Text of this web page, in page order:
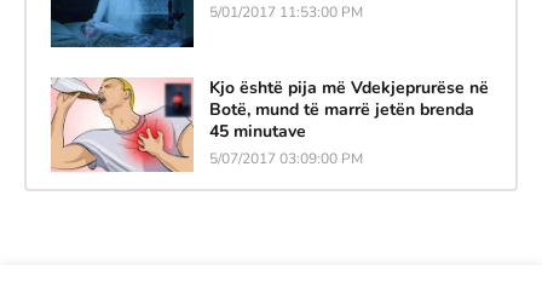
5/01/2017 11:53:00 PM
Kjo është pija më Vdekjeprurëse në
Botë, mund të marrë jetën brenda
45 minutave
5/07/2017 03:09:00 PM